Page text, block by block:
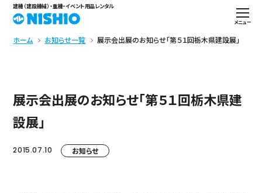
建機（建設機械）・重機・イベント用品レンタル
メニュー
ホーム お知らせ一覧 展示会出展のお知らせ「第５１回栃木県建設展」
展示会出展のお知らせ「第５１回栃木県建
設展」
2015.07.10 お知らせ